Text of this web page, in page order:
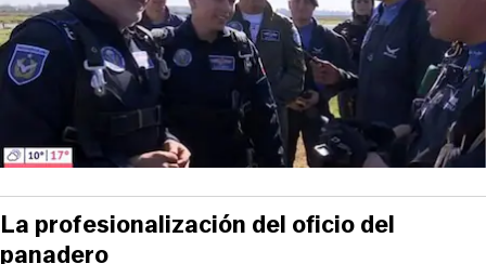
La profesionalización del oficio del
panadero